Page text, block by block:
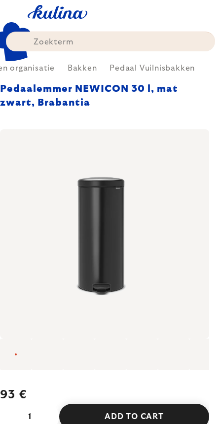
content
organisatie Bakken Pedaal Vuilnisbakken
Pedaalemmer NEWICON 30 l, mat
zwart, Brabantia
93 €
ADD TO CART